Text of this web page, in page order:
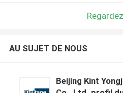
AU SUJET DE NOUS
Beijing Kint